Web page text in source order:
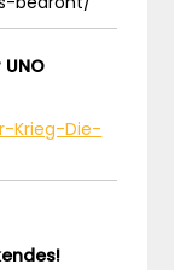
Krieg-Die-